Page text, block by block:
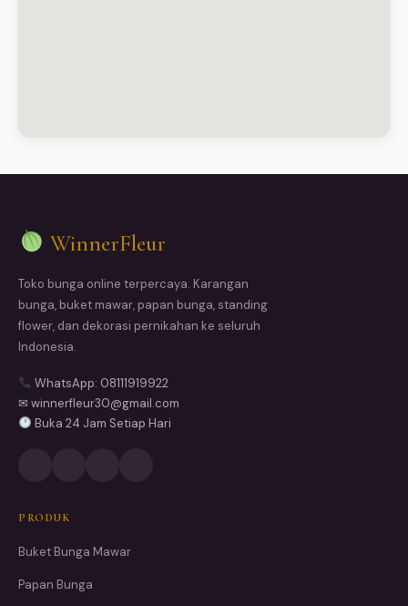
WinnerFleur
Toko bunga online terpercaya. Karangan
bunga, buket mawar, papan bunga, standing
flower, dan dekorasi pernikahan ke seluruh
Indonesia.
WhatsApp: 08111919922
✉ winnerfleur30@gmail.com
Buka 24 Jam Setiap Hari
PRODUK
Buket Bunga Mawar
Papan Bunga